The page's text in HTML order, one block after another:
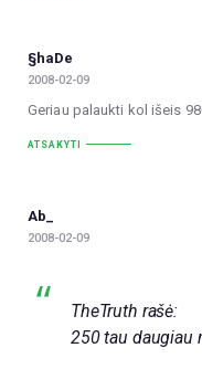
§haDe
2008-02-09
Geriau palaukti kol išeis
ATSAKYTI
Ab_
2008-02-09
TheTruth rašė:
250 tau daugiau